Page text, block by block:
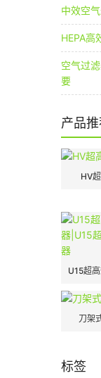
中效空
HEPA高
空气过
要
产品
HV
刀架
标签